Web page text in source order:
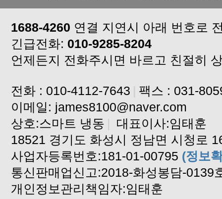
1688-4260 연결 지연시 아래 번호로
긴급전화: 010-9285-8204
언제든지 전화주시면 바르고 친절히
전화 : 010-4112-7643 | 팩스 : 031-
이메일: james8100@naver.com
상호:스마트 냉동 | 대표이사:임태훈
18521 경기도 화성시 정남면 시청로
사업자등록번호:181-01-00795 (정보
통신판매업신고:2018-화성봉담-0139
개인정보관리책임자:임태훈